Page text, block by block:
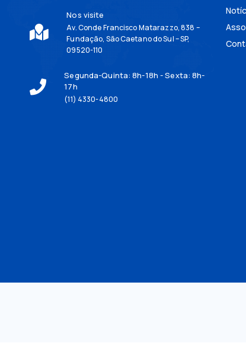
Nos visite
Av. Conde Francisco Matarazzo, 838 –
Fundação, São Caetano do Sul – SP,
09520-110
Segunda-Quinta: 8h-18h - Sexta: 8h-
17h
(11) 4330-4800